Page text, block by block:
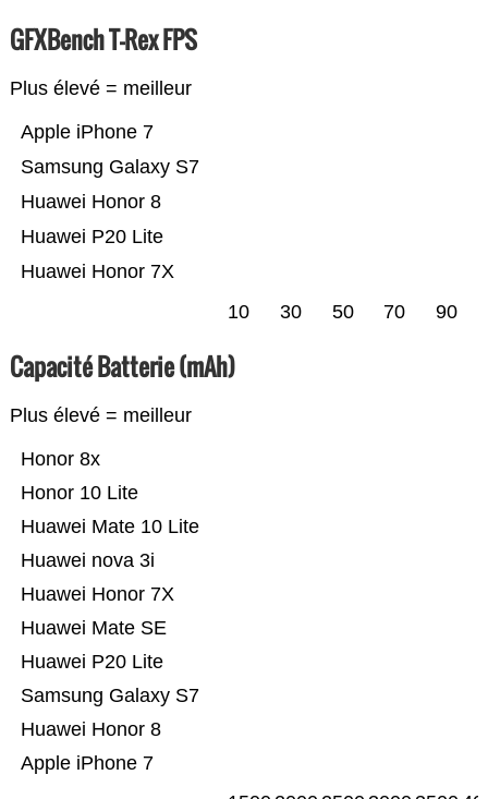
GFXBench T-Rex FPS
Plus élevé = meilleur
Huawei Honor 7X
Huawei P20 Lite
Huawei Honor 8
Samsung Galaxy S7
Apple iPhone 7
10 30 50 70 90
Capacité Batterie (mAh)
Plus élevé = meilleur
Apple iPhone 7
Huawei Honor 8
Samsung Galaxy S7
Huawei P20 Lite
Huawei Mate SE
Huawei Honor 7X
Huawei nova 3i
Huawei Mate 10 Lite
Honor 10 Lite
Honor 8x